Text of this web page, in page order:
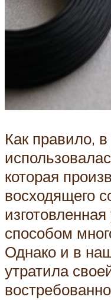
Как правило,
которая
восходящего
способом
Однако и в
утратила